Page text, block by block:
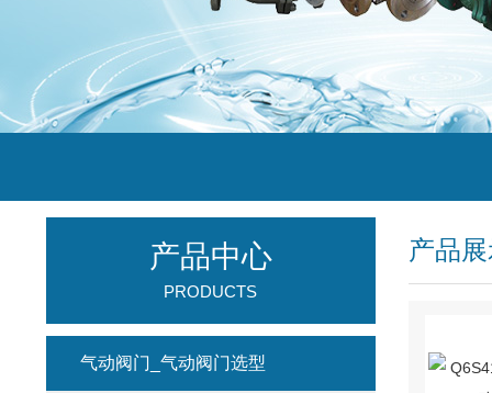
产品
产品中心
PRODUCTS
气动阀门_气动阀门选型